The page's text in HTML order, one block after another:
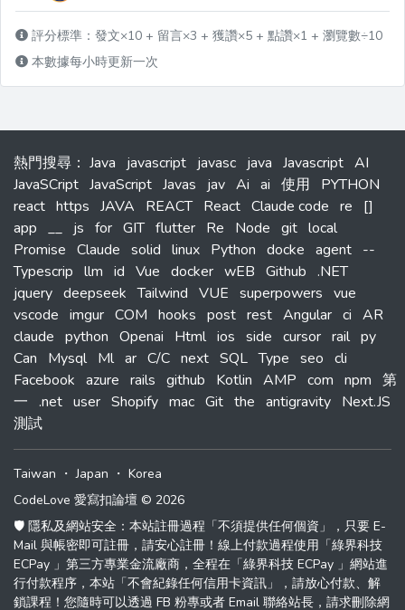
評分標準：發文×10 + 留言×3 + 獲讚×5 + 點讚×1 + 瀏覽數÷10
本數據每小時更新一次
熱門搜尋 ： Java javascript javasc java Javascript AI
JavaSCript JavaScript Javas jav Ai ai 使用
PYTHON
react https JAVA REACT React Claude code re
[]
app __ js for GIT flutter Re Node git local
Promise Claude solid linux Python docke agent --
Typescrip llm id Vue docker wEB Github .NET
jquery deepseek Tailwind VUE superpowers vue
vscode imgur COM hooks post rest Angular ci AR
claude python Openai Html ios side cursor rail py
Can
Mysql Ml ar C/C next SQL Type seo cli
Facebook azure rails github Kotlin AMP com npm 第
一 .net user Shopify mac Git the antigravity Next.JS
測試
Taiwan ・Japan ・ Korea
CodeLove 愛寫扣論壇 © 2026
🛡️ 隱私及網站安全：本站註冊過程「不須提供任何個資」，只要 E-
Mail 與帳密即可註冊，請安心註冊！線上付款過程使用「綠界科技
ECPay 」第三方專業金流廠商，全程在「綠界科技 ECPay 」網站進
行付款程序，本站「不會紀錄任何信用卡資訊」，請放心付款、解
鎖課程！您隨時可以透過 FB 粉專或者 Email 聯絡站長，請求刪除網